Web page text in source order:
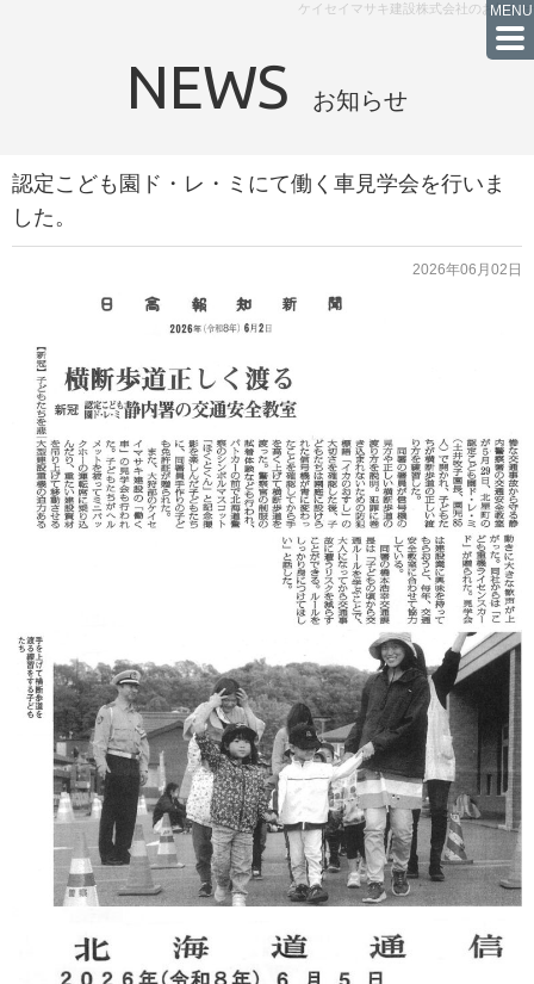
ケイセイマサキ建設株式会社のお知らせ
NEWS お知らせ
認定こども園ド・レ・ミにて働く車見学会を行いま
した。
2026年06月02日